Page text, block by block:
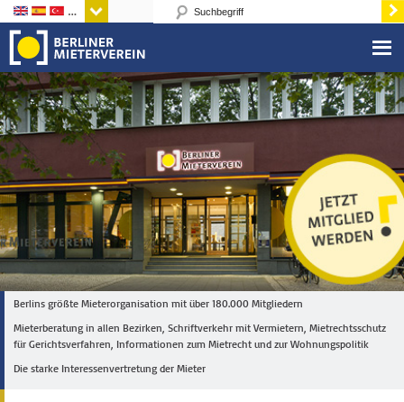
Sprachen
Berlins größte Mieterorganisation mit über 180.000 Mitgliedern
Mieterberatung in allen Bezirken, Schriftverkehr mit Vermietern, Mietrechtsschutz
für Gerichtsverfahren, Informationen zum Mietrecht und zur Wohnungspolitik
Die starke Interessenvertretung der Mieter